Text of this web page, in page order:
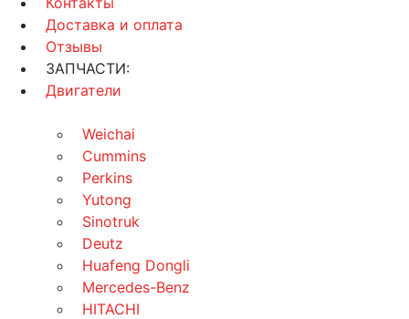
Доставка и оплата
Отзывы
ЗАПЧАСТИ:
Двигатели
Weichai
Cummins
Perkins
Yutong
Sinotruk
Deutz
Huafeng Dongli
Mercedes-Benz
HITACHI